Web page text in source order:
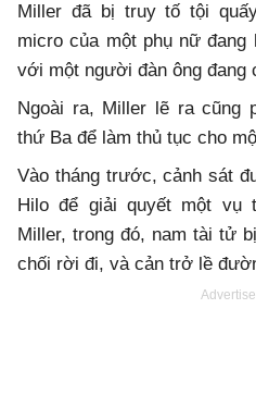
Miller đã bị truy tố tội
micro của một phụ nữ đang
với một người đàn ông đang
Ngoài ra, Miller lẽ ra cũng
thứ Ba để làm thủ tục cho
Vào tháng trước, cảnh sát
Hilo để giải quyết một vụ
Miller, trong đó, nam tài tử
chối rời đi, và cản trở lề